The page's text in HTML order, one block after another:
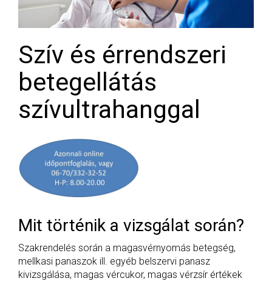
Szív és érrendszeri
betegellátás
szívultrahanggal
Mit történik a vizsgálat során?
Szakrendelés során a magasvérnyomás betegség,
mellkasi panaszok ill. egyéb belszervi panasz
kivizsgálása, magas vércukor, magas vérzsír értékek